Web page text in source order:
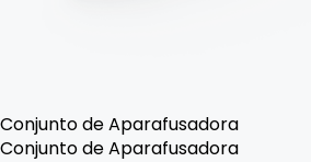
Conjunto de Aparafusadora
Conjunto de Aparafusadora